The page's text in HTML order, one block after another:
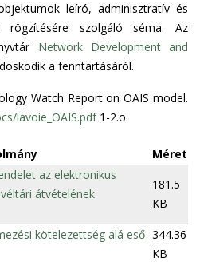
leíró, adminisztratív és
rögzítésére szolgáló séma. Az
Network Development and
a fenntartásáról.
Watch Report on OAIS model.
lavoie_OAIS.pdf1-2.o.
Méret
az elektronikus
átvételének
181.5
KB
kötelezettség alá eső 344.36
KB